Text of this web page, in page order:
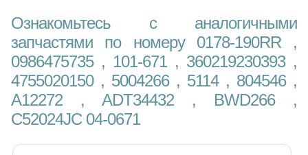
Ознакомьтесь с аналогичными
запчастями по номеру 0178-190RR ,
0986475735 , 101-671 , 360219230393 ,
4755020150 , 5004266 , 5114 , 804546 ,
A12272 , ADT34432 , BWD266 ,
C52024JC 04-0671